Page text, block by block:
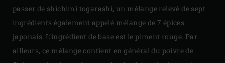
passer de shichimi togarashi, un mélange relevé de sept
ingrédients également appelé mélange de 7 épices
japonais. L’ingrédient de base est le piment rouge. Par
ailleurs, ce mélange contient en général du poivre de